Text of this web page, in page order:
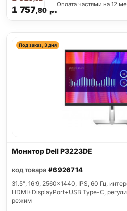
1 757,80 р.
Оплата частями на 12
Под заказ, 3 дня
Монитор Dell P3223DE
код товара #6926714
31.5", 16:9, 2560x1440, IPS, 60 Гц,
HDMI+DisplayPort+USB Type-C,
режим